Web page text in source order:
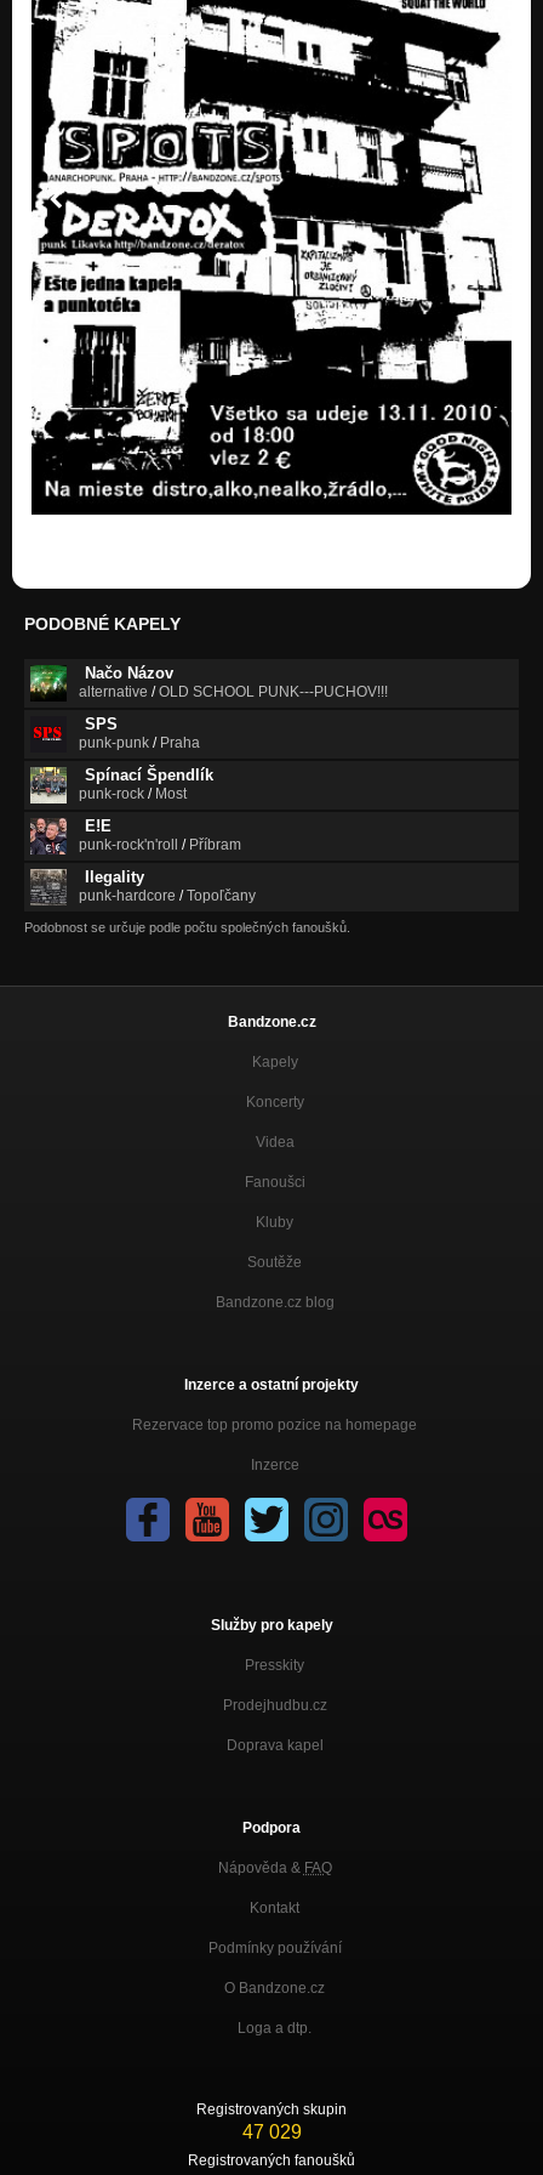
13.Policajný štát(short version)
Nezařazeno
14.Krčmárik(bonus)
Nezařazeno
PODOBNÉ KAPELY
Načo Názov
alternative /OLD SCHOOL PUNK---PUCHOV!!!
SPS
punk-punk / Praha
Spínací Špendlík
punk-rock / Most
E!E
punk-rock'n'roll / Příbram
Ilegality
punk-hardcore /Topoľčany
Podobnost se určuje podle počtu společných fanoušků.
Bandzone.cz
Kapely
Koncerty
Videa
Fanoušci
Kluby
Soutěže
Bandzone.cz blog
Inzerce a ostatní projekty
Rezervace top promo pozice na homepage
Inzerce
Služby pro kapely
Presskity
Prodejhudbu.cz
Doprava kapel
Podpora
Nápověda & FAQ
Kontakt
Podmínky používání
O Bandzone.cz
Loga a dtp.
Registrovaných skupin
47 029
Registrovaných fanoušků